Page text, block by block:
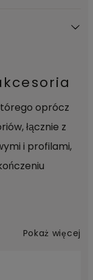
oprócz
łącznie z
i profilami,
Pokaż więcej